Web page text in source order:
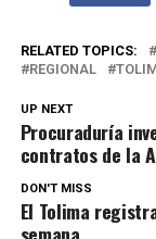
RELATED TOPICS:
REGIONAL
UP NEXT
Procuraduría
contratos de la
DON'T MISS
El Tolima